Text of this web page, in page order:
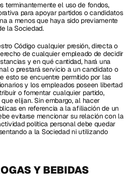
terminantemente el uso de fondos,
para apoyar partidos o candidatos
a menos que haya sido previamente
la Sociedad.
Código cualquier presión, directa o
de cualquier empleado de decidir
y en qué cantidad, hará una
o prestará servicio a un candidato o
esto se encuentre permitido por las
y los empleados poseen libertad
o fomentar cualquier partido,
elijan. Sin embargo, al hacer
en referencia a la afiliación de un
evitarse mencionar su relación con la
política personal debe quedar
a la Sociedad ni utilizando
Y BEBIDAS